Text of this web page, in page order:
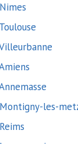
les-